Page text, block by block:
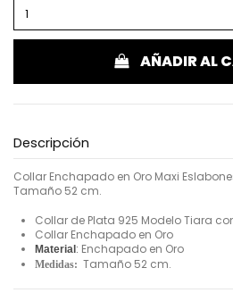
AÑADIR AL
Descripción
Collar Enchapado en Oro Maxi
Tamaño 52 cm.
Collar de Plata 925 Modelo Tiara
Collar Enchapado en Oro
Material: Enchapado en Oro
Medidas: Tamaño 52 cm.